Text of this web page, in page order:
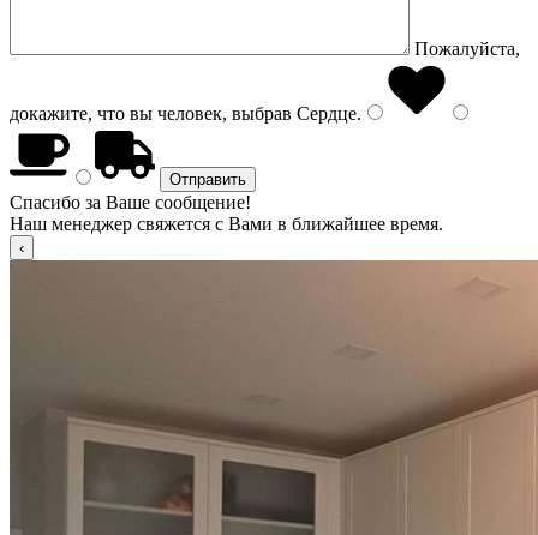
Пожалуйста,
докажите, что вы человек, выбрав Сердце.
Спасибо за Ваше сообщение!
Наш менеджер свяжется с Вами в ближайшее время.